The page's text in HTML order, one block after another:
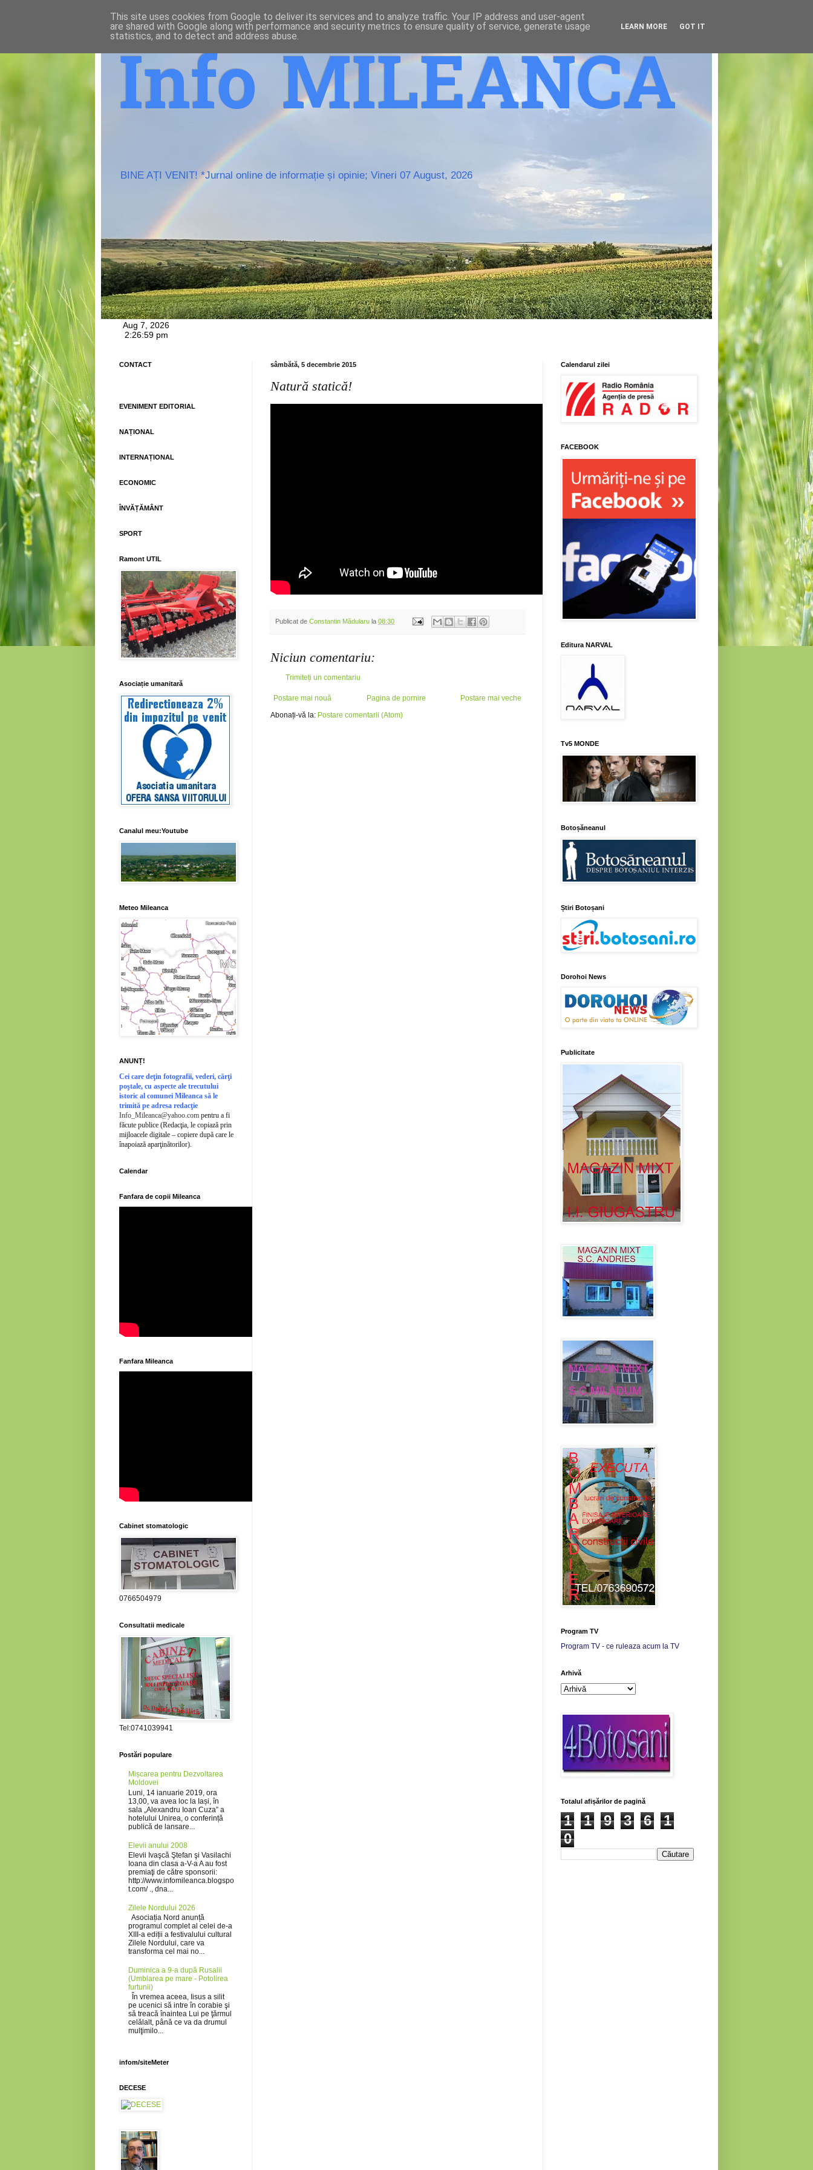
Info MILEANCA
BINE AȚI VENIT! *Jurnal online de informație și opinie; Vineri 07 August, 2026
sâmbătă, 5 decembrie 2015
Natură statică!
Publicat de Constantin Mădularu la 08:30
Niciun comentariu:
Trimiteți un comentariu
Postare mai nouă Postare mai veche
Pagina de pornire
Abonați-vă la: Postare comentarii (Atom)
CONTACT
EVENIMENT EDITORIAL
NAȚIONAL
INTERNAȚIONAL
ECONOMIC
ÎNVĂȚĂMÂNT
SPORT
Ramont UTIL
Asociație umanitară
Canalul meu:Youtube
Meteo Mileanca
ANUNȚ!
Cei care deţin fotografii, vederi, cărţi
poştale, cu aspecte ale trecutului
istoric al comunei Mileanca să le
trimită pe adresa redacţie
Info_Mileanca@yahoo.com pentru a fi
făcute publice (Redacţia, le copiază prin
mijloacele digitale – copiere după care le
înapoiază aparţinătorilor).
Calendar
Fanfara de copii Mileanca
Fanfara Mileanca
Cabinet stomatologic
0766504979
Consultatii medicale
Tel:0741039941
Postări populare
Mișcarea pentru Dezvoltarea
Moldovei
Luni, 14 ianuarie 2019, ora
13,00, va avea loc la Iași, în
sala „Alexandru Ioan Cuza” a
hotelului Unirea, o conferință
publică de lansare...
Elevii anului 2008
Elevii Ivaşcă Ştefan şi Vasilachi
Ioana din clasa a-V-a A au fost
premiaţi de către sponsorii:
http://www.infomileanca.blogspo
t.com/ ., dna...
Zilele Nordului 2026
Asociația Nord anunță
programul complet al celei de-a
XIII-a ediții a festivalului cultural
Zilele Nordului, care va
transforma cel mai no...
Duminica a 9-a după Rusalii
(Umblarea pe mare - Potolirea
furtunii)
În vremea aceea, Iisus a silit
pe ucenici să intre în corabie şi
să treacă înaintea Lui pe ţărmul
celălalt, până ce va da drumul
mulţimilo...
infom/siteMeter
DECESE
Calendarul zilei
FACEBOOK
Editura NARVAL
Tv5 MONDE
Botoșăneanul
Știri Botoșani
Dorohoi News
Publicitate
Program TV
Program TV - ce ruleaza acum la TV
Arhivă
Totalul afișărilor de pagină
1 1 9 3 6
1
0
This site uses cookies from Google to deliver its services and to analyze traffic. Your IP address and user-agent
are shared with Google along with performance and security metrics to ensure quality of service, generate usage
statistics, and to detect and address abuse.
LEARN MORE GOT IT